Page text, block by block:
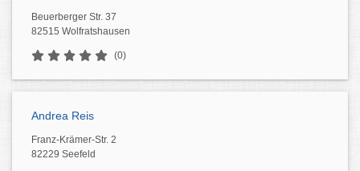
Beuerberger Str. 37
82515 Wolfratshausen
(0)
Andrea Reis
Franz-Krämer-Str. 2
82229 Seefeld